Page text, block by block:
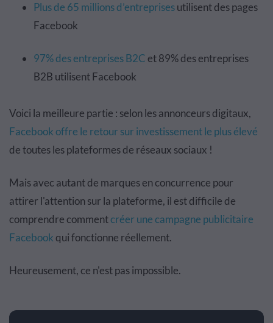
Plus de 65 millions d’entreprisesutilisent des pages
Facebook
97% des entreprises B2C et 89% des entreprises
B2B utilisent Facebook
Voici la meilleure partie : selon les annonceurs digitaux,
Facebook offre le retour sur investissement le plus élevé
de toutes les plateformes de réseaux sociaux !
Mais avec autant de marques en concurrence pour
attirer l'attention sur la plateforme, il est difficile de
comprendre commentcréer une campagne publicitaire
Facebook qui fonctionne réellement.
Heureusement, ce n'est pas impossible.